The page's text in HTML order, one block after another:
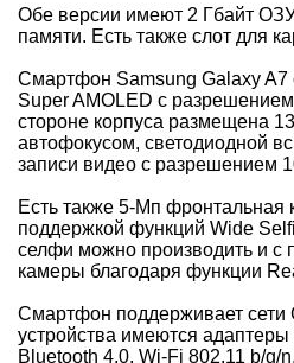
Обе версии имеют 2 Гбайт
памяти. Есть также слот для
Смартфон Samsung Galaxy
Super AMOLED с
стороне корпуса размещена
автофокусом, светодиодной
записи видео с разрешением
Есть также 5-Мп фронтальная
поддержкой функций Wide
селфи можно производить и
камеры благодаря функции
Смартфон поддерживает сети
устройства имеются
Bluetooth 4.0, Wi-Fi 802.11 b/g/